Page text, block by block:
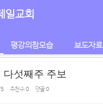
일교회
평강의참모습 보도자료
다섯째주 주보
추천 수0 댓글0